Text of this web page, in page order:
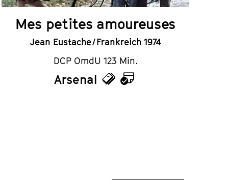
Mes petites amoureuses
Jean Eustache / Frankreich 1974
DCP OmdU 123 Min.
Arsenal
TicketsKalender